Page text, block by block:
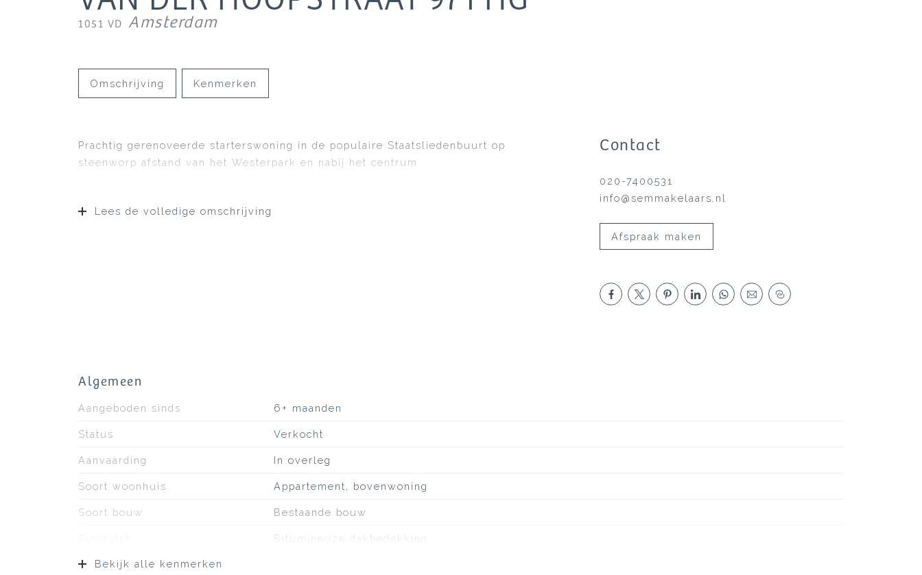
1051 VD Amsterdam
Omschrijving Kenmerken
Prachtig gerenoveerde starterswoning in de populaire Staatsliedenbuurt op
steenworp afstand van het Westerpark en nabij het centrum.
Lees de volledige omschrijving
Contact
020-7400531
info@semmakelaars.nl
Afspraak maken
Algemeen
Aangeboden sinds 6+ maanden
Status Verkocht
Aanvaarding In overleg
Soort woonhuis Appartement, bovenwoning
Soort bouw Bestaande bouw
Bitumineuze dakbedekking
Ligging
Bekijk alle kenmerken